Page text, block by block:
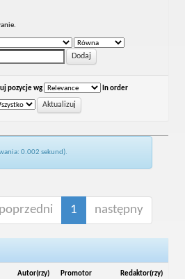
pozycje wg In order
0.002 sekund).
poprzedni 1 następny
Autor(rzy) Promotor Redaktor(rzy)